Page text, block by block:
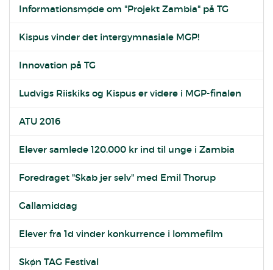
Informationsmøde om "Projekt Zambia" på TG
Kispus vinder det intergymnasiale MGP!
Innovation på TG
Ludvigs Riiskiks og Kispus er videre i MGP-finalen
ATU 2016
Elever samlede 120.000 kr ind til unge i Zambia
Foredraget "Skab jer selv" med Emil Thorup
Gallamiddag
Elever fra 1d vinder konkurrence i lommefilm
Skøn TAG Festival